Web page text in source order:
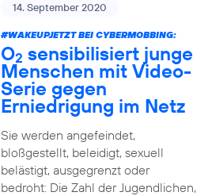
14. September 2020
#WAKEUPJETZT BEI CYBERMOBBING:
O2 sensibilisiert junge
Menschen mit Video-
Serie gegen
Erniedrigung im Netz
Sie werden angefeindet,
bloßgestellt, beleidigt, sexuell
belästigt, ausgegrenzt oder
bedroht: Die Zahl der Jugendlichen,